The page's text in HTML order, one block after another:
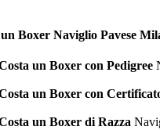
Boxer Naviglio Pavese
un Boxer con Pedigree
un Boxer con
un Boxer di Razza